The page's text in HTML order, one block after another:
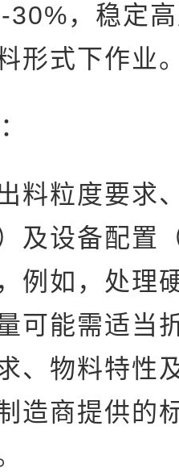
，稳定
形式下作业
料粒度要求
及设备配置
例如，处理
可能需适当
、物料特性
造商提供的